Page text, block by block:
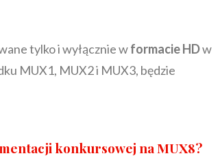
tylko i wyłącznie wformacie HDw
MUX1, MUX2 i MUX3, będzie
konkursowej na MUX8?